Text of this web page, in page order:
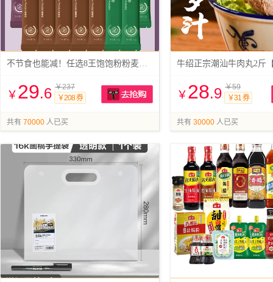
不节食也能减！任选8王饱饱粉粉麦片合集
￥ 29.6 ￥237
￥208 券
共有 70000 人已买
牛绍正宗潮汕牛肉丸2斤
￥ 28.9 ￥59
￥31 券
共有 30000 人已买